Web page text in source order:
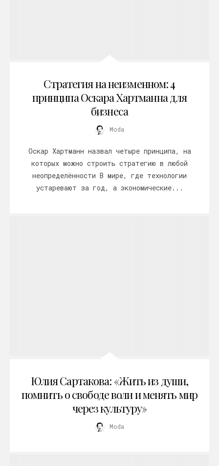
Стратегия на неизменном: 4
принципа Оскара Хартманна для
бизнеса
Moda
Оскар Хартманн назвал четыре принципа, на
которых можно строить стратегию в любой
неопределённости В мире, где технологии
устаревают за год, а экономические...
Юлия Сартакова: «Жить из души,
помнить о свободе воли и менять мир
через культуру»
Moda